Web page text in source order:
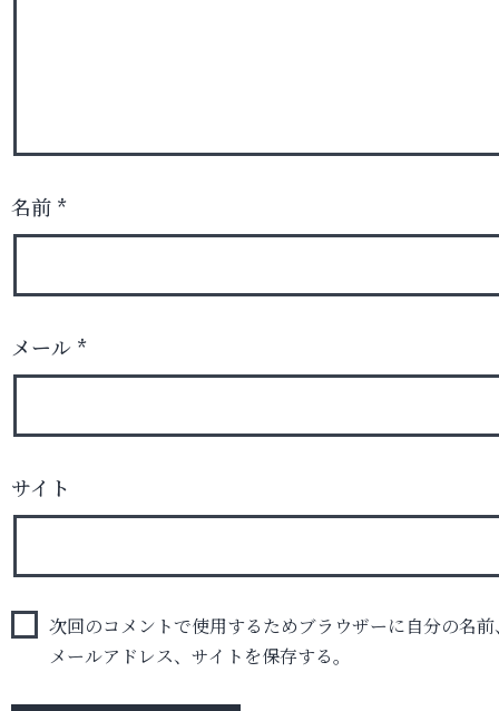
名前 *
メール *
サイト
次回のコメントで使用するためブラウザーに自分の名前
メールアドレス、サイトを保存する。